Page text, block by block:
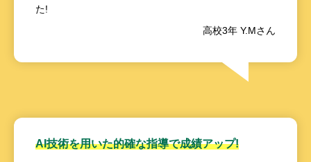
た!
高校3年 Y.Mさん
AI技術を用いた的確な指導で成績アップ!